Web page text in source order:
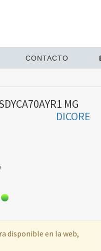
CONTACTO
MG
DICORE
disponible en la web,